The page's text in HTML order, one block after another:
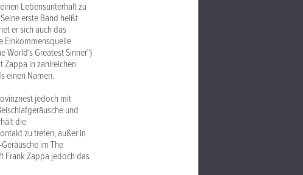
Lebensunterhalt zu
erste Band heißt
er sich auch das
Einkommensquelle
World's Greatest Sinner")
Zappa in zahlreichen
einen Namen.
jedoch mit
und
die
zu treten, außer in
im The
Frank Zappa jedoch das